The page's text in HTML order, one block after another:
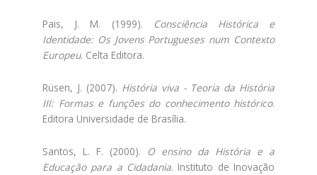
Pais, J. M. (1999).
Consciência Histórica e
Identidade: Os Jovens Portugueses num Contexto
Europeu. Celta Editora.
Rüsen, J. (2007). História viva - Teoria da História
III: Formas e funções do conhecimento histórico.
Editora Universidade de Brasília.
Santos, L. F. (2000).
O ensino da História e a
Educação para a Cidadania. Instituto de Inovação